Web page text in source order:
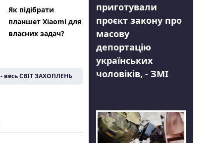
Як підібрати
планшет Xiaomi для
власних задач?
- весь СВІТ ЗАХОПЛЕНЬ
приготували
проєкт закону про
масову
депортацію
українських
чоловіків, - ЗМІ